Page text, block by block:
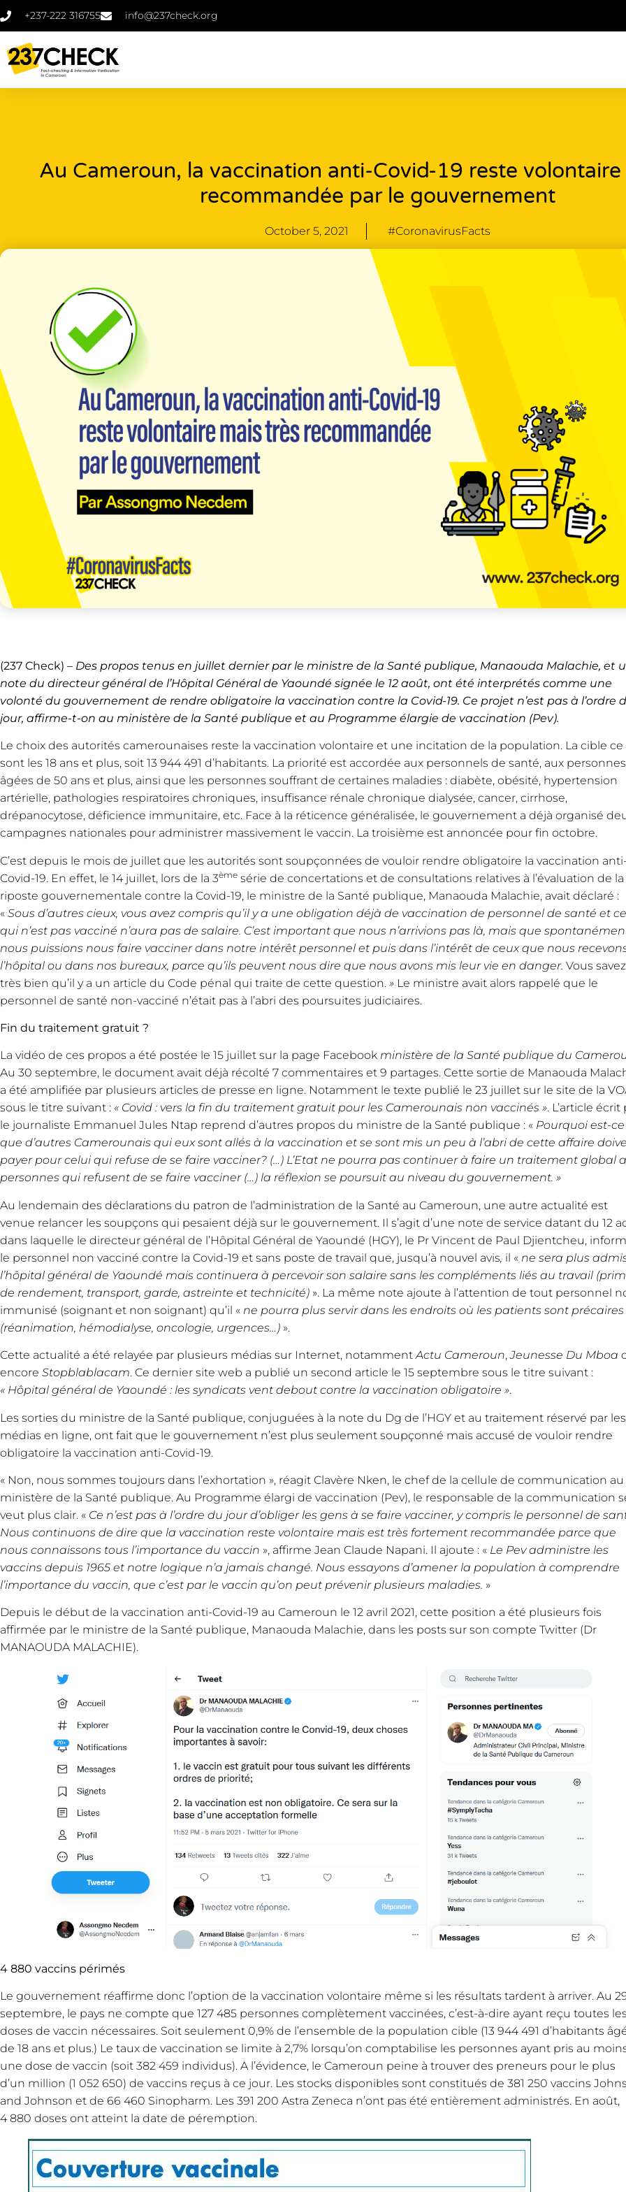
+237-222 316755 info@237check.org
Au Cameroun, la vaccination anti-Covid-19 reste volontaire
recommandée par le gouvernement
October 5, 2021 #CoronavirusFacts
(237 Check) – Des propos tenus en juillet dernier par le ministre de la Santé publique, Manaouda Malachie, et
note du directeur général de l’Hôpital Général de Yaoundé signée le 12 août, ont été interprétés comme une
volonté du gouvernement de rendre obligatoire la vaccination contre la Covid-19. Ce projet n’est pas à l’ordre
jour, affirme-t-on au ministère de la Santé publique et au Programme élargie de vaccination (Pev).
Le choix des autorités camerounaises reste la vaccination volontaire et une incitation de la population. La cible ce
sont les 18 ans et plus, soit 13 944 491 d’habitants. La priorité est accordée aux personnels de santé, aux personnes
âgées de 50 ans et plus, ainsi que les personnes souffrant de certaines maladies : diabète, obésité, hypertension
artérielle, pathologies respiratoires chroniques, insuffisance rénale chronique dialysée, cancer, cirrhose,
drépanocytose, déficience immunitaire, etc. Face à la réticence généralisée, le gouvernement a déjà organisé
campagnes nationales pour administrer massivement le vaccin. La troisième est annoncée pour fin octobre.
C’est depuis le mois de juillet que les autorités sont soupçonnées de vouloir rendre obligatoire la vaccination anti-
Covid-19. En effet, le 14 juillet, lors de la 3ème série de concertations et de consultations relatives à l’évaluation de la
riposte gouvernementale contre la Covid-19, le ministre de la Santé publique, Manaouda Malachie, avait déclaré :
« Sous d’autres cieux, vous avez compris qu’il y a une obligation déjà de vaccination de personnel de santé et
qui n’est pas vacciné n’aura pas de salaire. C’est important que nous n’arrivions pas là, mais que
nous puissions nous faire vacciner dans notre intérêt personnel et puis dans l’intérêt de ceux que nous
l’hôpital ou dans nos bureaux, parce qu’ils peuvent nous dire que nous avons mis leur vie en danger. Vous savez
très bien qu’il y a un article du Code pénal qui traite de cette question. » Le ministre avait alors rappelé que le
personnel de santé non-vacciné n’était pas à l’abri des poursuites judiciaires.
Fin du traitement gratuit ?
La vidéo de ces propos a été postée le 15 juillet sur la page Facebook ministère de la Santé publique du
Au 30 septembre, le document avait déjà récolté 7 commentaires et 9 partages. Cette sortie de Manaouda
a été amplifiée par plusieurs articles de presse en ligne. Notamment le texte publié le 23 juillet sur le site de la
sous le titre suivant : « Covid : vers la fin du traitement gratuit pour les Camerounais non vaccinés ». L’article écrit
le journaliste Emmanuel Jules Ntap reprend d’autres propos du ministre de la Santé publique : « Pourquoi est-ce
que d’autres Camerounais qui eux sont allés à la vaccination et se sont mis un peu à l’abri de cette affaire
payer pour celui qui refuse de se faire vacciner? (…) L’Etat ne pourra pas continuer à faire un traitement global
personnes qui refusent de se faire vacciner (…) la réflexion se poursuit au niveau du gouvernement. »
Au lendemain des déclarations du patron de l’administration de la Santé au Cameroun, une autre actualité est
venue relancer les soupçons qui pesaient déjà sur le gouvernement. Il s’agit d’une note de service datant du 12
dans laquelle le directeur général de l’Hôpital Général de Yaoundé (HGY), le Pr Vincent de Paul Djientcheu,
le personnel non vacciné contre la Covid-19 et sans poste de travail que, jusqu’à nouvel avis, il « ne sera plus
l’hôpital général de Yaoundé mais continuera à percevoir son salaire sans les compléments liés au travail
de rendement, transport, garde, astreinte et technicité) ». La même note ajoute à l’attention de tout personnel
immunisé (soignant et non soignant) qu’il « ne pourra plus servir dans les endroits où les patients sont précaires
(réanimation, hémodialyse, oncologie, urgences…) ».
Cette actualité a été relayée par plusieurs médias sur Internet, notammentActu Cameroun,Jeunesse Du Mboa
encore Stopblablacam. Ce dernier site web a publié un second article le 15 septembre sous le titre suivant :
« Hôpital général de Yaoundé : les syndicats vent debout contre la vaccination obligatoire ».
Les sorties du ministre de la Santé publique, conjuguées à la note du Dg de l’HGY et au traitement réservé par les
médias en ligne, ont fait que le gouvernement n’est plus seulement soupçonné mais accusé de vouloir rendre
obligatoire la vaccination anti-Covid-19.
« Non, nous sommes toujours dans l’exhortation », réagit Clavère Nken, le chef de la cellule de communication au
ministère de la Santé publique. Au Programme élargi de vaccination (Pev), le responsable de la communication
veut plus clair. « Ce n’est pas à l’ordre du jour d’obliger les gens à se faire vacciner, y compris le personnel de
Nous continuons de dire que la vaccination reste volontaire mais est très fortement recommandée parce que
nous connaissons tous l’importance du vaccin », affirme Jean Claude Napani. Il ajoute : « Le Pev administre les
vaccins depuis 1965 et notre logique n’a jamais changé. Nous essayons d’amener la population à comprendre
l’importance du vaccin, que c’est par le vaccin qu’on peut prévenir plusieurs maladies. »
Depuis le début de la vaccination anti-Covid-19 au Cameroun le 12 avril 2021, cette position a été plusieurs fois
affirmée par le ministre de la Santé publique, Manaouda Malachie, dans les posts sur son compte Twitter (Dr
MANAOUDA MALACHIE).
4 880 vaccins périmés
Le gouvernement réaffirme donc l’option de la vaccination volontaire même si les résultats tardent à arriver. Au
septembre, le pays ne compte que 127 485 personnes complètement vaccinées, c’est-à-dire ayant reçu toutes les
doses de vaccin nécessaires. Soit seulement 0,9% de l’ensemble de la population cible (13 944 491 d’habitants
de 18 ans et plus.) Le taux de vaccination se limite à 2,7% lorsqu’on comptabilise les personnes ayant pris au
une dose de vaccin (soit 382 459 individus). A l’évidence, le Cameroun peine à trouver des preneurs pour le plus
d’un million (1 052 650) de vaccins reçus à ce jour. Les stocks disponibles sont constitués de 381 250 vaccins
and Johnson et de 66 460 Sinopharm. Les 391 200 Astra Zeneca n’ont pas été entièrement administrés. En août,
4 880 doses ont atteint la date de péremption.